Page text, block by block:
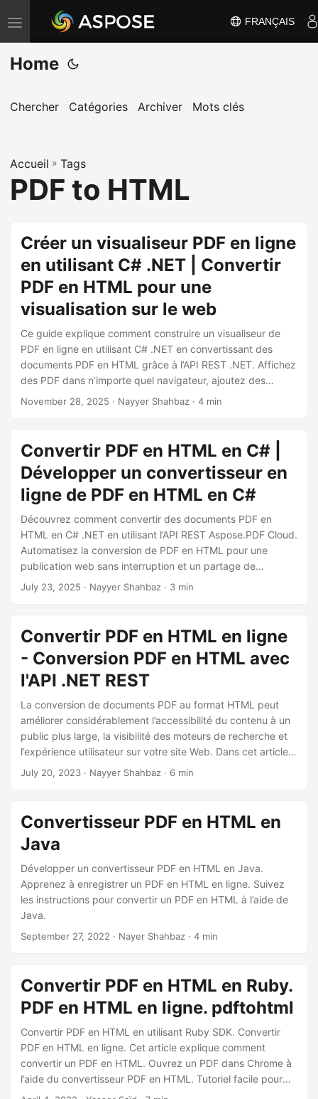
B
a
s
u
r
l
a
g
o
FRANÇAIS
Home
Chercher Catégories Archiver Mots clés
Accueil » Tags
PDF to HTML
Créer un visualiseur PDF en ligne
en utilisant C# .NET | Convertir
PDF en HTML pour une
visualisation sur le web
Ce guide explique comment construire un visualiseur de
PDF en ligne en utilisant C# .NET en convertissant des
documents PDF en HTML grâce à l’API REST .NET. Affichez
des PDF dans n’importe quel navigateur, ajoutez des
contrôles de visualisation personnalisés et intégrez des
November 28, 2025 · Nayyer Shahbaz · 4 min
Convertir PDF en HTML en C# |
Développer un convertisseur en
ligne de PDF en HTML en C#
Découvrez comment convertir des documents PDF en
HTML en C# .NET en utilisant l’API REST Aspose.PDF Cloud.
Automatisez la conversion de PDF en HTML pour une
publication web sans interruption et un partage de
contenu.
July 23, 2025 · Nayyer Shahbaz · 3 min
Convertir PDF en HTML en ligne
- Conversion PDF en HTML avec
l'API .NET REST
La conversion de documents PDF au format HTML peut
améliorer considérablement l’accessibilité du contenu à un
public plus large, la visibilité des moteurs de recherche et
l’expérience utilisateur sur votre site Web. Dans cet article,
nous explorerons comment développer efficacement un
nécessaires sur la façon d’afficher un PDF en HTML et
d’optimiser le contenu de votre site Web pour un impact
maximal. Plongeons-nous et rendons votre contenu PDF
July 20, 2023 · Nayyer Shahbaz · 6 min
Convertisseur PDF en HTML en
Java
Développer un convertisseur PDF en HTML en Java.
Apprenez à enregistrer un PDF en HTML en ligne. Suivez
les instructions pour convertir un PDF en HTML à l’aide de
Java.
September 27, 2022 · Nayer Shahbaz · 4 min
Convertir PDF en HTML en Ruby.
PDF en HTML en ligne. pdftohtml
Convertir PDF en HTML en utilisant Ruby SDK. Convertir
PDF en HTML en ligne. Cet article explique comment
convertir un PDF en HTML. Ouvrez un PDF dans Chrome à
l’aide du convertisseur PDF en HTML. Tutoriel facile pour
l’ouverture de PDF dans Chrome